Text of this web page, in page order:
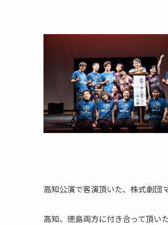
高知公演で客演頂いた、株式劇団
高知、徳島両方に付き合って頂い